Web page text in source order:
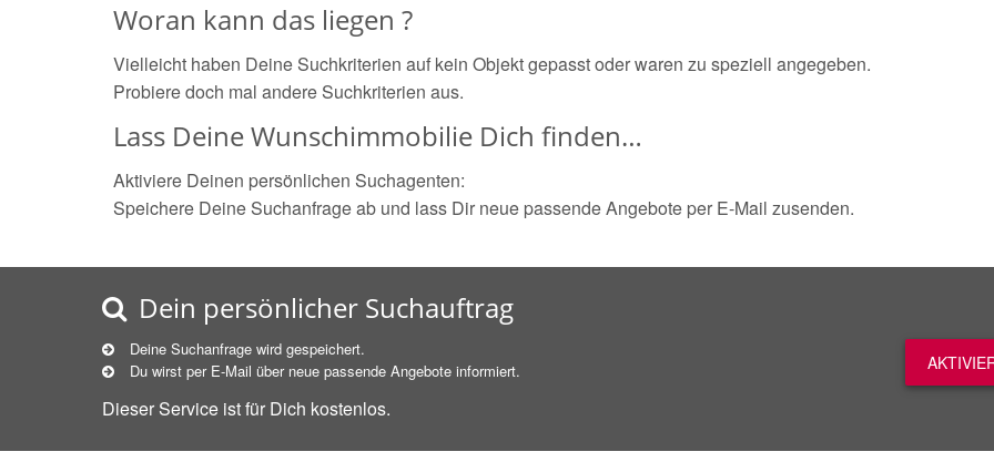
Woran kann das liegen ?
Vielleicht haben Deine Suchkriterien auf kein Objekt gepasst oder waren zu speziell angegeben.
Probiere doch mal andere Suchkriterien aus.
Lass Deine Wunschimmobilie Dich finden…
Aktiviere Deinen persönlichen Suchagenten:
Speichere Deine Suchanfrage ab und lass Dir neue passende Angebote per E-Mail zusenden.
Dein persönlicher Suchauftrag
Deine Suchanfrage wird gespeichert.
Du wirst per E-Mail über neue passende Angebote informiert.
Dieser Service ist für Dich kostenlos.